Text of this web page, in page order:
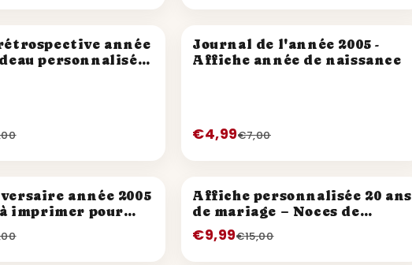
année
personnalisé
PROMO
Journal de l'année 2005 -
Affiche année de naissance
€4,99€7,00
année 2005
à imprimer pour
ans
PROMO
Affiche personnalisée 20 ans
de mariage – Noces de
Porcelaine
€9,99€15,00